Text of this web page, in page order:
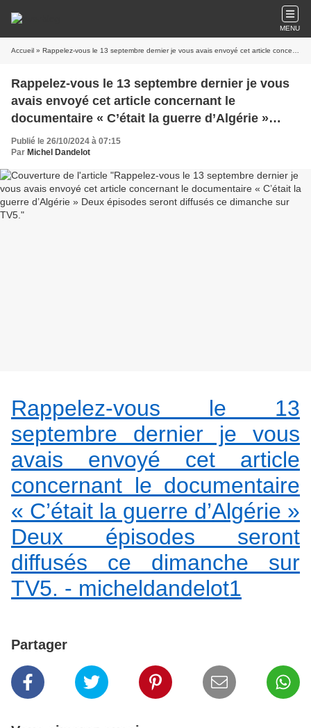
MENU
Accueil » Rappelez-vous le 13 septembre dernier je vous avais envoyé cet article concernant le documentaire « C’était la guerre d’Algérie » Deux épisodes seront diffusés ce dimanche sur TV5.
Rappelez-vous le 13 septembre dernier je vous
avais envoyé cet article concernant le
documentaire « C’était la guerre d’Algérie »
Deux épisodes seront diffusés ce dimanche sur
TV5.
Publié le 26/10/2024 à 07:15
Par Michel Dandelot
Rappelez-vous le 13
septembre dernier je vous
avais envoyé cet article
concernant le documentaire
« C’était la guerre d’Algérie »
Deux épisodes seront
diffusés ce dimanche sur
TV5. - micheldandelot1
Partager